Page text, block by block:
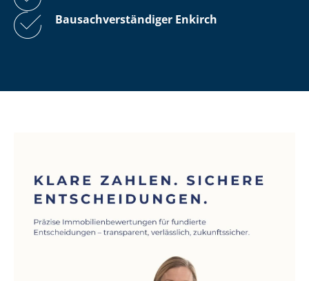
Bau­sach­ver­stän­di­ger Enkirch